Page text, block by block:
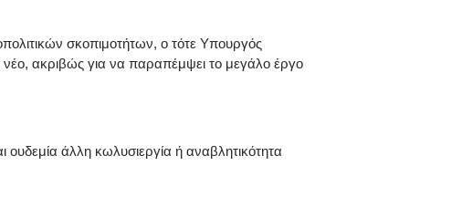
σκοπιμοτήτων, ο τότε Υπουργός
ακριβώς για να παραπέμψει το μεγάλο έργο
ουδεμία άλλη κωλυσιεργία ή αναβλητικότητα